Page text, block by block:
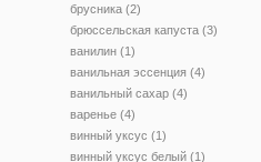
брусника (2)
брюссельская капуста (3)
ванилин (1)
ванильная эссенция (4)
ванильный сахар (4)
варенье (4)
винный уксус (1)
винный уксус белый (1)